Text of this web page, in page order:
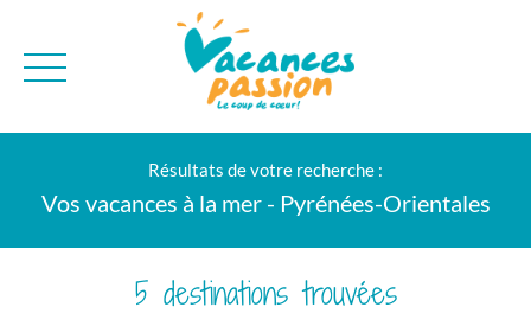
BONS PLANS
Résultats de votre recherche :
Vos vacances à la mer - Pyrénées-Orientales
5 destinations trouvées